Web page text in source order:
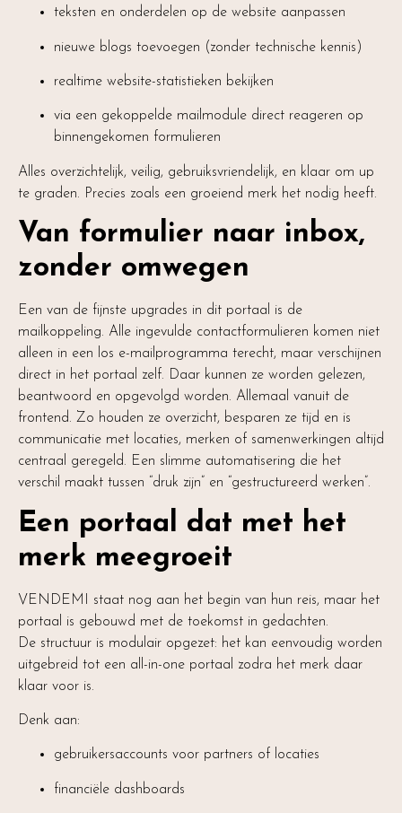
teksten en onderdelen op de website aanpassen
nieuwe blogs toevoegen (zonder technische kennis)
realtime website-statistieken bekijken
via een gekoppelde mailmodule direct reageren op
binnengekomen formulieren
Alles overzichtelijk, veilig, gebruiksvriendelijk, en klaar om up
te graden. Precies zoals een groeiend merk het nodig heeft.
Van formulier naar inbox,
zonder omwegen
Een van de fijnste upgrades in dit portaal is de
mailkoppeling. Alle ingevulde contactformulieren komen niet
alleen in een los e-mailprogramma terecht, maar verschijnen
direct in het portaal zelf. Daar kunnen ze worden gelezen,
beantwoord en opgevolgd worden. Allemaal vanuit de
frontend. Zo houden ze overzicht, besparen ze tijd en is
communicatie met locaties, merken of samenwerkingen altijd
centraal geregeld. Een slimme automatisering die het
verschil maakt tussen “druk zijn” en “gestructureerd werken”.
Een portaal dat met het
merk meegroeit
VENDEMI staat nog aan het begin van hun reis, maar het
portaal is gebouwd met de toekomst in gedachten.
De structuur is modulair opgezet: het kan eenvoudig worden
uitgebreid tot een all-in-one portaal zodra het merk daar
klaar voor is.
Denk aan:
gebruikersaccounts voor partners of locaties
financiële dashboards